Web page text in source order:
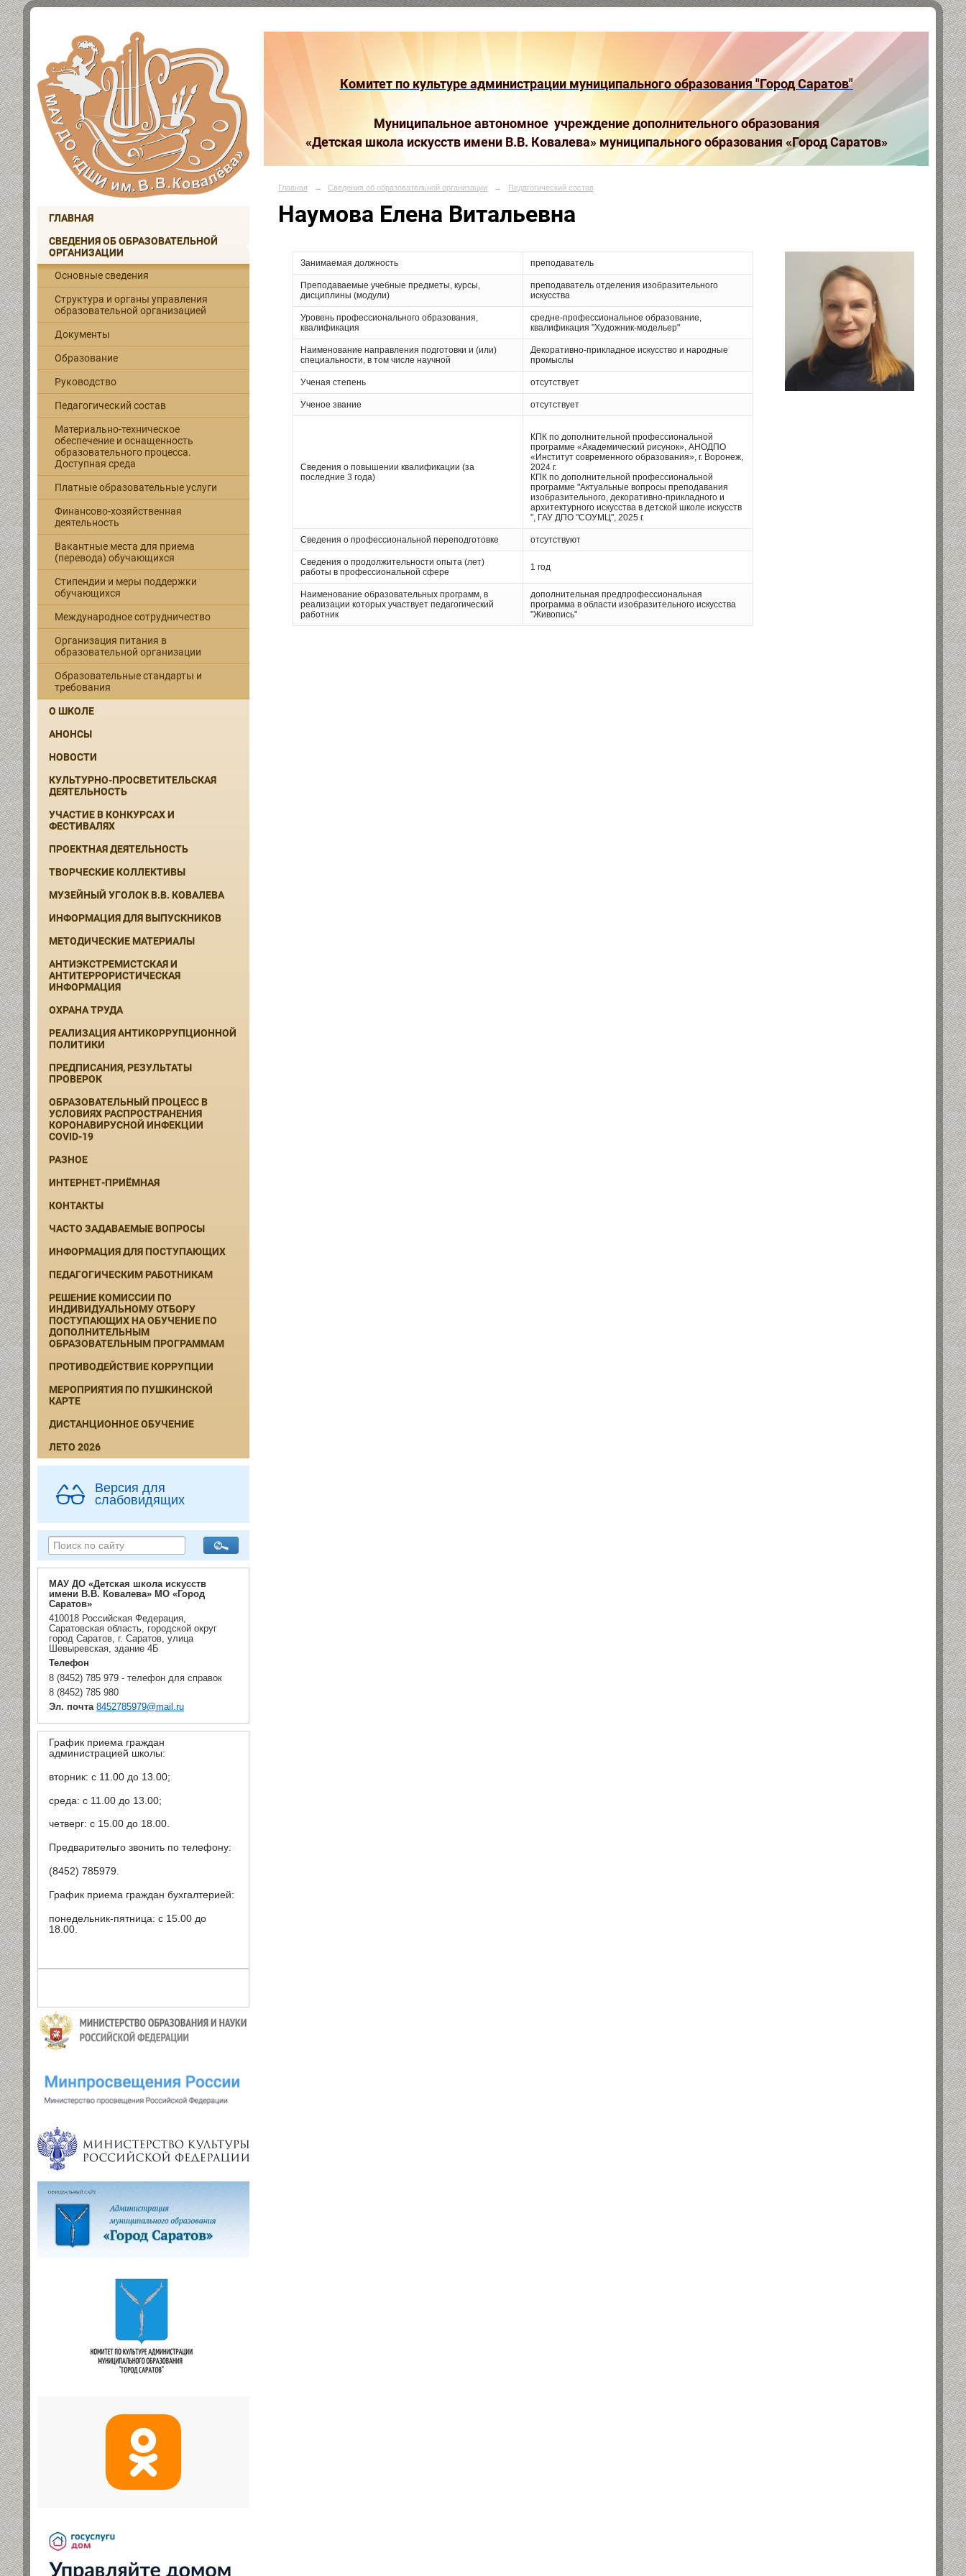
ГЛАВНАЯ
СВЕДЕНИЯ ОБ ОБРАЗОВАТЕЛЬНОЙ
ОРГАНИЗАЦИИ
Основные сведения
Структура и органы управления
образовательной организацией
Документы
Образование
Руководство
Педагогический состав
Материально-техническое
обеспечение и оснащенность
образовательного процесса.
Доступная среда
Платные образовательные услуги
Финансово-хозяйственная
деятельность
Вакантные места для приема
(перевода) обучающихся
Стипендии и меры поддержки
обучающихся
Международное сотрудничество
Организация питания в
образовательной организации
Образовательные стандарты и
требования
О ШКОЛЕ
АНОНСЫ
НОВОСТИ
КУЛЬТУРНО-ПРОСВЕТИТЕЛЬСКАЯ
ДЕЯТЕЛЬНОСТЬ
УЧАСТИЕ В КОНКУРСАХ И
ФЕСТИВАЛЯХ
ПРОЕКТНАЯ ДЕЯТЕЛЬНОСТЬ
ТВОРЧЕСКИЕ КОЛЛЕКТИВЫ
МУЗЕЙНЫЙ УГОЛОК В.В. КОВАЛЕВА
ИНФОРМАЦИЯ ДЛЯ ВЫПУСКНИКОВ
МЕТОДИЧЕСКИЕ МАТЕРИАЛЫ
АНТИЭКСТРЕМИСТСКАЯ И
АНТИТЕРРОРИСТИЧЕСКАЯ
ИНФОРМАЦИЯ
ОХРАНА ТРУДА
РЕАЛИЗАЦИЯ АНТИКОРРУПЦИОННОЙ
ПОЛИТИКИ
ПРЕДПИСАНИЯ, РЕЗУЛЬТАТЫ
ПРОВЕРОК
ОБРАЗОВАТЕЛЬНЫЙ ПРОЦЕСС В
УСЛОВИЯХ РАСПРОСТРАНЕНИЯ
КОРОНАВИРУСНОЙ ИНФЕКЦИИ
COVID-19
РАЗНОЕ
ИНТЕРНЕТ-ПРИЁМНАЯ
КОНТАКТЫ
ЧАСТО ЗАДАВАЕМЫЕ ВОПРОСЫ
ИНФОРМАЦИЯ ДЛЯ ПОСТУПАЮЩИХ
ПЕДАГОГИЧЕСКИМ РАБОТНИКАМ
РЕШЕНИЕ КОМИССИИ ПО
ИНДИВИДУАЛЬНОМУ ОТБОРУ
ПОСТУПАЮЩИХ НА ОБУЧЕНИЕ ПО
ДОПОЛНИТЕЛЬНЫМ
ОБРАЗОВАТЕЛЬНЫМ ПРОГРАММАМ
ПРОТИВОДЕЙСТВИЕ КОРРУПЦИИ
МЕРОПРИЯТИЯ ПО ПУШКИНСКОЙ
КАРТЕ
ДИСТАНЦИОННОЕ ОБУЧЕНИЕ
ЛЕТО 2026
Версия для
слабовидящих
МАУ ДО «Детская школа искусств
имени В.В. Ковалева» МО «Город
Саратов»
410018 Российская Федерация,
Саратовская область, городской округ
город Саратов, г. Саратов, улица
Шевыревская, здание 4Б
Телефон
8 (8452) 785 979 - телефон для справок
8 (8452) 785 980
Эл. почта 8452785979@mail.ru
График приема граждан
администрацией школы:
вторник: с 11.00 до 13.00;
среда: с 11.00 до 13.00;
четверг: с 15.00 до 18.00.
Предварительго звонить по телефону:
(8452) 785979.
График приема граждан бухгалтерией:
понедельник-пятница: с 15.00 до
18.00.
Комитет по культуре администрации муниципального образования "Город Саратов"
Муниципальное автономное учреждение дополнительного образования
«Детская школа искусств имени В.В. Ковалева» муниципального образования «Город Саратов»
Главная → Сведения об образовательной организации → Педагогический состав
Наумова Елена Витальевна
Занимаемая должность преподаватель
Преподаваемые учебные предметы, курсы,
дисциплины (модули)
преподаватель отделения изобразительного
искусства
Уровень профессионального образования,
квалификация
средне-профессиональное образование,
квалификация "Художник-модельер"
Наименование направления подготовки и (или)
специальности, в том числе научной
Декоративно-прикладное искусство и народные
промыслы
Ученая степень отсутствует
Ученое звание отсутствует
Сведения о повышении квалификации (за
последние 3 года)
КПК по дополнительной профессиональной
программе «Академический рисунок», АНОДПО
«Институт современного образования», г. Воронеж,
2024 г.
КПК по дополнительной профессиональной
программе "Актуальные вопросы преподавания
изобразительного, декоративно-прикладного и
архитектурного искусства в детской школе искусств
", ГАУ ДПО "СОУМЦ", 2025 г.
Сведения о профессиональной переподготовке отсутствуют
Сведения о продолжительности опыта (лет)
работы в профессиональной сфере
1 год
Наименование образовательных программ, в
реализации которых участвует педагогический
работник
дополнительная предпрофессиональная
программа в области изобразительного искусства
"Живопись"